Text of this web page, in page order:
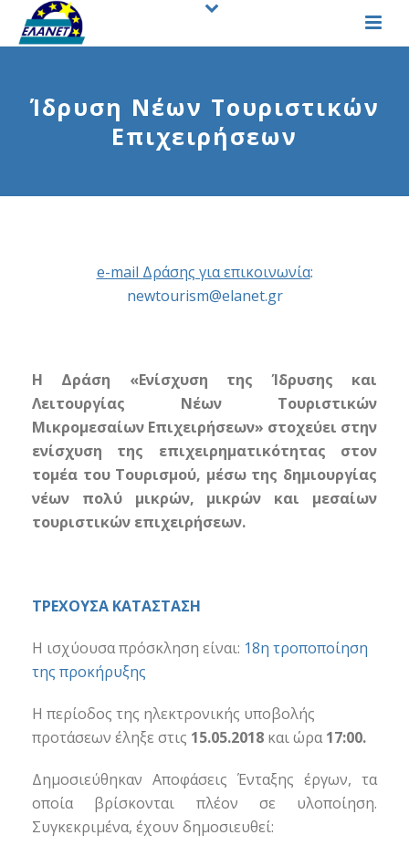
Ίδρυση Νέων Τουριστικών
Επιχειρήσεων
e-mail Δράσης για επικοινωνία:
newtourism@elanet.gr
Η Δράση «Ενίσχυση της Ίδρυσης και
Λειτουργίας Νέων Τουριστικών
Μικρομεσαίων Επιχειρήσεων» στοχεύει στην
ενίσχυση της επιχειρηματικότητας στον
τομέα του Τουρισμού, μέσω της δημιουργίας
νέων πολύ μικρών, μικρών και μεσαίων
τουριστικών επιχειρήσεων.
ΤΡΕΧΟΥΣΑ ΚΑΤΑΣΤΑΣΗ
Η ισχύουσα πρόσκληση είναι: 18η τροποποίηση
της προκήρυξης
Η περίοδος της ηλεκτρονικής υποβολής
προτάσεων έληξε στις 15.05.2018 και ώρα17:00.
Δημοσιεύθηκαν Αποφάσεις Ένταξης έργων, τα
οποία βρίσκονται πλέον σε υλοποίηση.
Συγκεκριμένα, έχουν δημοσιευθεί: